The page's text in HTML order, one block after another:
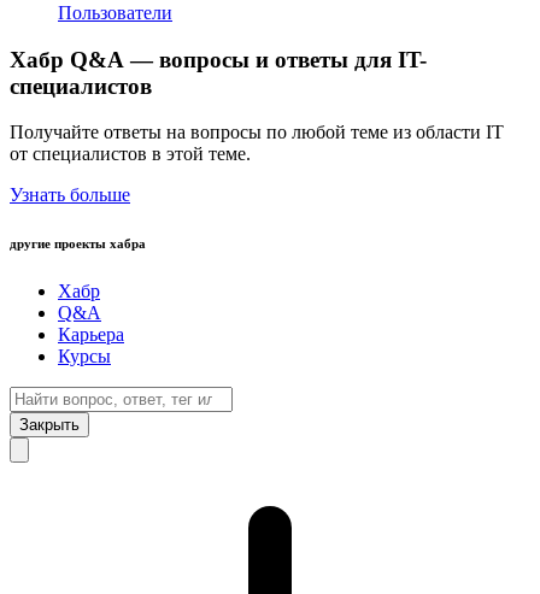
Пользователи
Хабр Q&A — вопросы и ответы для IT-
специалистов
Получайте ответы на вопросы по любой теме из области IT
от специалистов в этой теме.
Узнать больше
другие проекты хабра
Хабр
Q&A
Карьера
Курсы
Закрыть